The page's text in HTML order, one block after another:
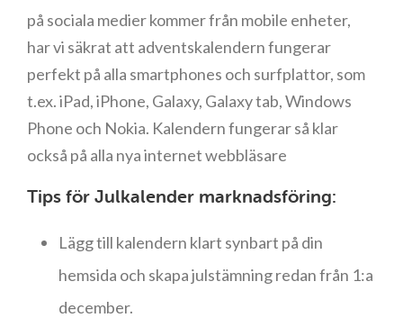
på sociala medier kommer från mobile enheter,
har vi säkrat att adventskalendern fungerar
perfekt på alla smartphones och surfplattor, som
t.ex. iPad, iPhone, Galaxy, Galaxy tab, Windows
Phone och Nokia. Kalendern fungerar så klar
också på alla nya internet webbläsare
Tips för Julkalender marknadsföring:
Lägg till kalendern klart synbart på din
hemsida och skapa julstämning redan från 1:a
december.